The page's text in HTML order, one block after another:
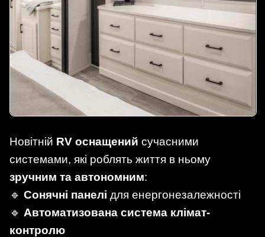
Новітній RV оснащений сучасними
системами, які роблять життя в ньому
зручним та автономним:
🔹 Сонячні панелі для енергонезалежності
🔹 Автоматизована система клімат-
контролю